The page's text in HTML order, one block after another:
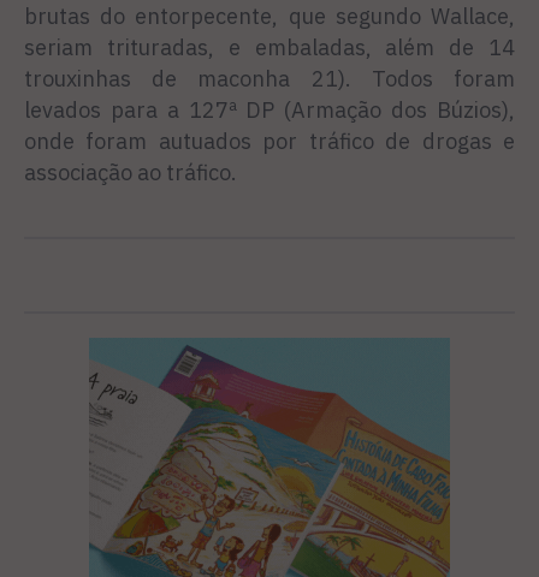
brutas do entorpecente, que segundo Wallace,
seriam trituradas, e embaladas, além de 14
trouxinhas de maconha 21). Todos foram
levados para a 127ª DP (Armação dos Búzios),
onde foram autuados por tráfico de drogas e
associação ao tráfico.